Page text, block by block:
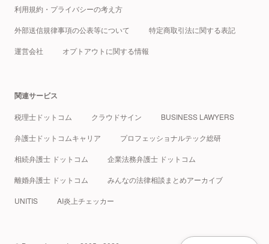
利用規約・プライバシーの考え方
外部送信規律事項の公表等について 特定商取引法に関する表記
運営会社 オプトアウトに関する情報
関連サービス
税理士ドットコム クラウドサイン BUSINESS LAWYERS
弁護士ドットコムキャリア プロフェッショナルテック総研
相続弁護士 ドットコム 企業法務弁護士 ドットコム
離婚弁護士 ドットコム みんなの法律相談まとめアーカイブ
UNITIS AI炎上チェッカー